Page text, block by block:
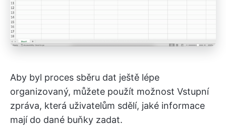
Aby byl proces sběru dat ještě lépe
organizovaný, můžete použít možnost Vstupní
zpráva, která uživatelům sdělí, jaké informace
mají do dané buňky zadat.